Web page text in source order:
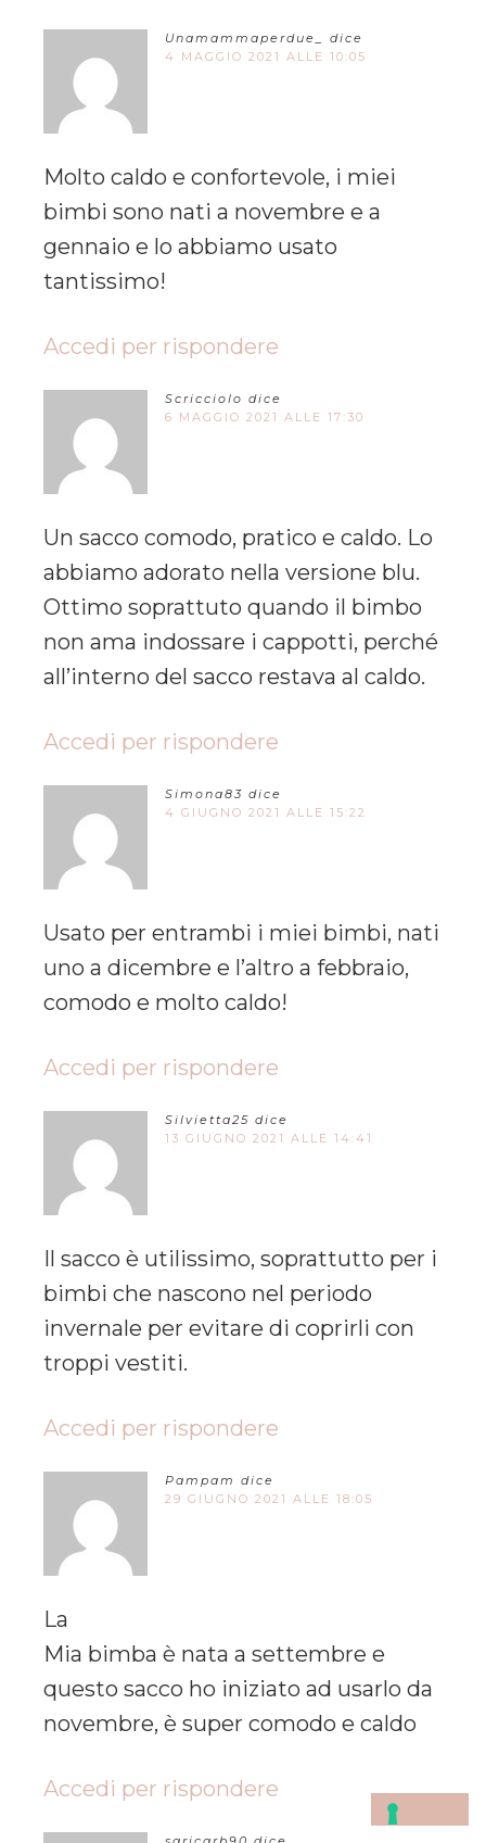
Unamammaperdue_
dice
4 MAGGIO 2021 ALLE 10:05
Molto caldo e confortevole, i miei
bimbi sono nati a novembre e a
gennaio e lo abbiamo usato
tantissimo!
Accedi per rispondere
Scricciolo dice
6 MAGGIO 2021 ALLE 17:30
Un sacco comodo, pratico e caldo. Lo
abbiamo adorato nella versione blu.
Ottimo soprattuto quando il bimbo
non ama indossare i cappotti, perché
all’interno del sacco restava al caldo.
Accedi per rispondere
Simona83 dice
4 GIUGNO 2021 ALLE 15:22
Usato per entrambi i miei bimbi, nati
uno a dicembre e l’altro a febbraio,
comodo e molto caldo!
Accedi per rispondere
Silvietta25 dice
13 GIUGNO 2021 ALLE 14:41
Il sacco è utilissimo, soprattutto per i
bimbi che nascono nel periodo
invernale per evitare di coprirli con
troppi vestiti.
Accedi per rispondere
Pampam dice
29 GIUGNO 2021 ALLE 18:05
La
Mia bimba è nata a settembre e
questo sacco ho iniziato ad usarlo da
novembre, è super comodo e caldo
Accedi per rispondere